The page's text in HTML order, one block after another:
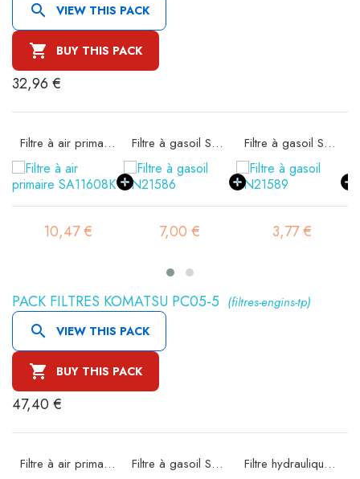
 VIEW THIS PACK
 BUY THIS PACK
32,96 €
Filtre à air primaire SA11608K
10,47 €
Filtre à gasoil SN21586
7,00 €
Filtre à gasoil SN21589
3,77 €
PACK FILTRES KOMATSU PC05-5 (filtres-engins-tp)
 VIEW THIS PACK
 BUY THIS PACK
47,40 €
Filtre à air primaire SA14452K Filtre à gasoil SN21590 Filtre hydraulique SO3473